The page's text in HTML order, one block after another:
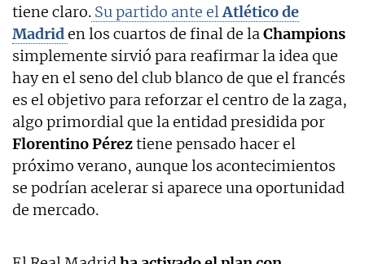
tiene claro. Su partido ante elAtlético de
Madriden los cuartos de final de laChampions
simplemente sirvió para reafirmar la idea que
hay en el seno del club blanco de que el francés
es el objetivo para reforzar el centro de la zaga,
algo primordial que la entidad presidida por
Florentino Péreztiene pensado hacer el
próximo verano, aunque los acontecimientos
se podrían acelerar si aparece una oportunidad
de mercado.